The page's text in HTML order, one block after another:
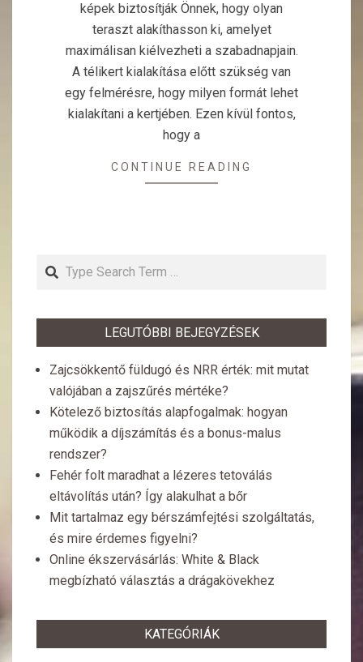
képek biztosítják Önnek, hogy olyan
teraszt alakíthasson ki, amelyet
maximálisan kiélvezheti a szabadnapjain.
A télikert kialakítása előtt szükség van
egy felmérésre, hogy milyen formát lehet
kialakítani a kertjében. Ezen kívül fontos,
hogy a
CONTINUE READING
Search
LEGUTÓBBI BEJEGYZÉSEK
Zajcsökkentő füldugó és NRR érték: mit mutat
valójában a zajszűrés mértéke?
Kötelező biztosítás alapfogalmak: hogyan
működik a díjszámítás és a bonus-malus
rendszer?
Fehér folt maradhat a lézeres tetoválás
eltávolítás után? Így alakulhat a bőr
Mit tartalmaz egy bérszámfejtési szolgáltatás,
és mire érdemes figyelni?
Online ékszervásárlás: White & Black
megbízható választás a drágakövekhez
KATEGÓRIÁK